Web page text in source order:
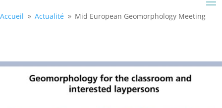
Accueil 9 Actualité 9 Mid European Geomorphology Meeting